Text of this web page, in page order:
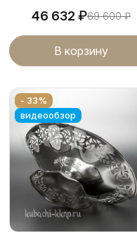
46 632 ₽69 600₽
В корзину
- 33%
видеообзор